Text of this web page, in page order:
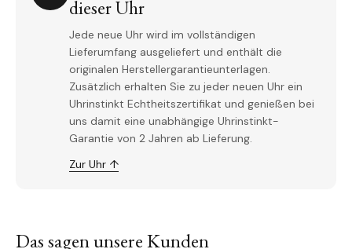
dieser Uhr
Jede neue Uhr wird im vollständigen
Lieferumfang ausgeliefert und enthält die
originalen Herstellergarantieunterlagen.
Zusätzlich erhalten Sie zu jeder neuen Uhr ein
Uhrinstinkt Echtheitszertifikat und genießen bei
uns damit eine unabhängige Uhrinstinkt-
Garantie von 2 Jahren ab Lieferung.
Zur Uhr ↑
Das sagen unsere Kunden